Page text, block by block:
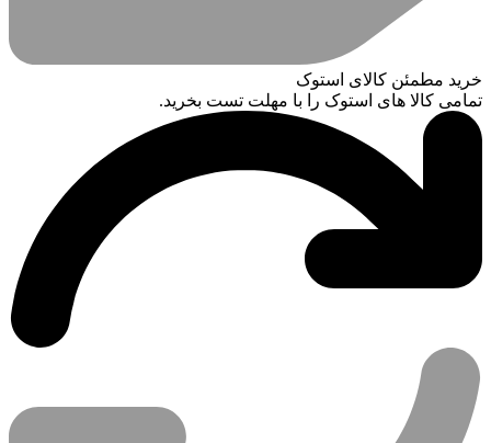
خرید مطمئن کالای استوک
تمامی کالا های استوک را با مهلت تست بخرید.